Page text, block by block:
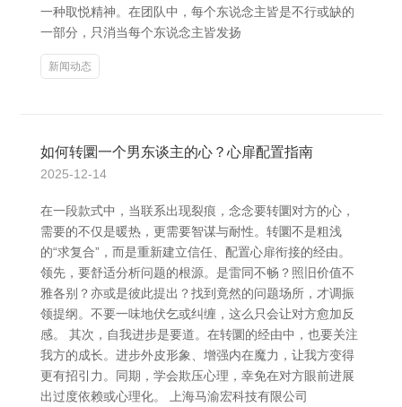
一种取悦精神。在团队中，每个东说念主皆是不行或缺的
一部分，只消当每个东说念主皆发扬
新闻动态
如何转圜一个男东谈主的心？心扉配置指南
2025-12-14
在一段款式中，当联系出现裂痕，念念要转圜对方的心，
需要的不仅是暖热，更需要智谋与耐性。转圜不是粗浅
的“求复合”，而是重新建立信任、配置心扉衔接的经由。
领先，要舒适分析问题的根源。是雷同不畅？照旧价值不
雅各别？亦或是彼此提出？找到竟然的问题场所，才调振
领提纲。不要一味地伏乞或纠缠，这么只会让对方愈加反
感。 其次，自我进步是要道。在转圜的经由中，也要关注
我方的成长。进步外皮形象、增强内在魔力，让我方变得
更有招引力。同期，学会欺压心理，幸免在对方眼前进展
出过度依赖或心理化。 上海马渝宏科技有限公司